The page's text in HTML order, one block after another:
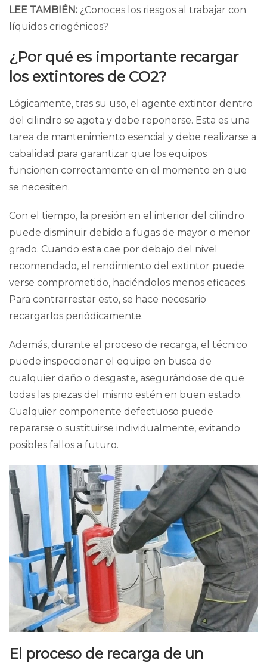
LEE TAMBIÉN: ¿Conoces los riesgos al trabajar con
líquidos criogénicos?
¿Por qué es importante recargar
los extintores de CO2?
Lógicamente, tras su uso, el agente extintor dentro
del cilindro se agota y debe reponerse. Esta es una
tarea de mantenimiento esencial y debe realizarse a
cabalidad para garantizar que los equipos
funcionen correctamente en el momento en que
se necesiten.
Con el tiempo, la presión en el interior del cilindro
puede disminuir debido a fugas de mayor o menor
grado. Cuando esta cae por debajo del nivel
recomendado, el rendimiento del extintor puede
verse comprometido, haciéndolos menos eficaces.
Para contrarrestar esto, se hace necesario
recargarlos periódicamente.
Además, durante el proceso de recarga, el técnico
puede inspeccionar el equipo en busca de
cualquier daño o desgaste, asegurándose de que
todas las piezas del mismo estén en buen estado.
Cualquier componente defectuoso puede
repararse o sustituirse individualmente, evitando
posibles fallos a futuro.
El proceso de recarga de un